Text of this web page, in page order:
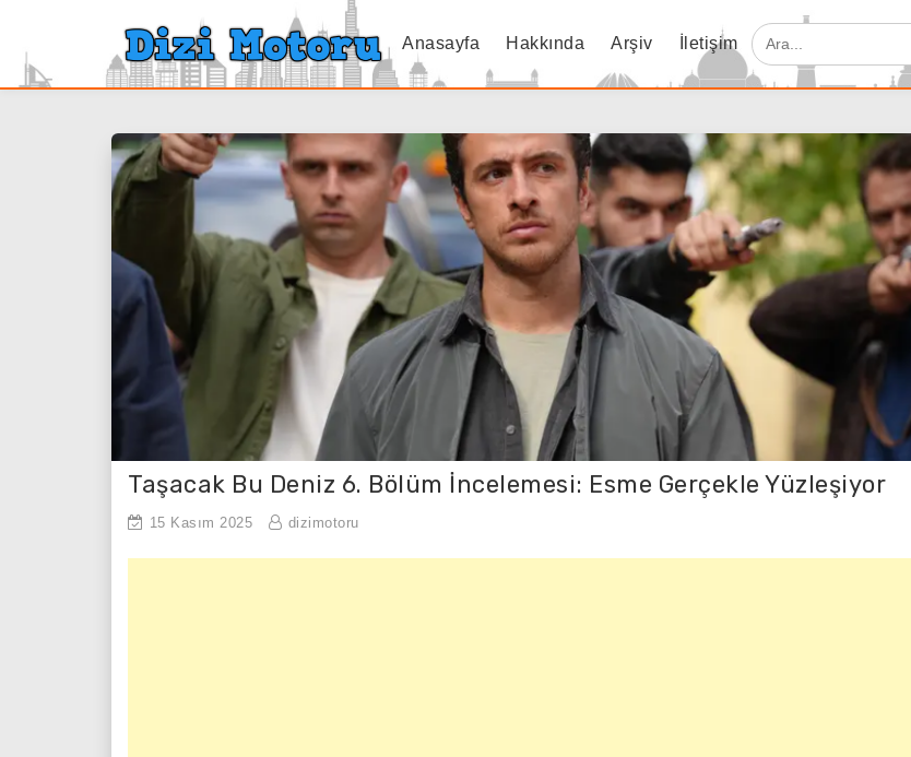
Anasayfa Hakkında Arşiv İletişim
Taşacak Bu Deniz 6. Bölüm İncelemesi: Esme Gerçekle Yüzleşiyor
15 Kasım 2025 dizimotoru